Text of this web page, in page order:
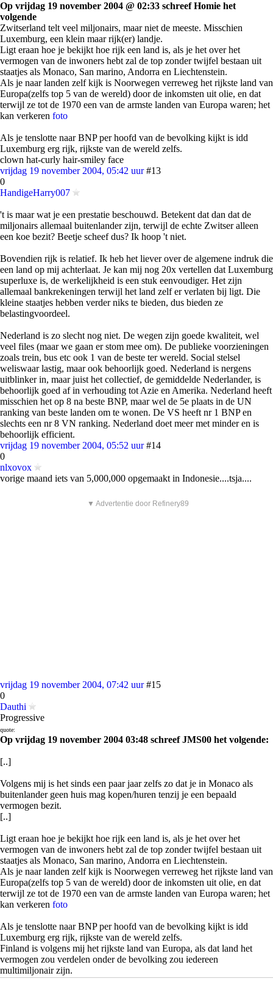
Op vrijdag 19 november 2004 @ 02:33 schreef Homie het
volgende
Zwitserland telt veel miljonairs, maar niet de meeste. Misschien
Luxemburg, een klein maar rijk(er) landje.
Ligt eraan hoe je bekijkt hoe rijk een land is, als je het over het
vermogen van de inwoners hebt zal de top zonder twijfel bestaan uit
staatjes als Monaco, San marino, Andorra en Liechtenstein.
Als je naar landen zelf kijk is Noorwegen verreweg het rijkste land van
Europa(zelfs top 5 van de wereld) door de inkomsten uit olie, en dat
terwijl ze tot de 1970 een van de armste landen van Europa waren; het
kan verkeren foto
Als je tenslotte naar BNP per hoofd van de bevolking kijkt is idd
Luxemburg erg rijk, rijkste van de wereld zelfs.
clown hat-curly hair-smiley face
vrijdag 19 november 2004, 05:42 uur #13
0
HandigeHarry007
't is maar wat je een prestatie beschouwd. Betekent dat dan dat de
miljonairs allemaal buitenlander zijn, terwijl de echte Zwitser alleen
een koe bezit? Beetje scheef dus? Ik hoop 't niet.
Bovendien rijk is relatief. Ik heb het liever over de algemene indruk die
een land op mij achterlaat. Je kan mij nog 20x vertellen dat Luxemburg
superluxe is, de werkelijkheid is een stuk eenvoudiger. Het zijn
allemaal bankrekeningen terwijl het land zelf er verlaten bij ligt. Die
kleine staatjes hebben verder niks te bieden, dus bieden ze
belastingvoordeel.
Nederland is zo slecht nog niet. De wegen zijn goede kwaliteit, wel
veel files (maar we gaan er stom mee om). De publieke voorzieningen
zoals trein, bus etc ook 1 van de beste ter wereld. Social stelsel
weliswaar lastig, maar ook behoorlijk goed. Nederland is nergens
uitblinker in, maar juist het collectief, de gemiddelde Nederlander, is
behoorlijk goed af in verhouding tot Azie en Amerika. Nederland heeft
misschien het op 8 na beste BNP, maar wel de 5e plaats in de UN
ranking van beste landen om te wonen. De VS heeft nr 1 BNP en
slechts een nr 8 VN ranking. Nederland doet meer met minder en is
behoorlijk efficient.
vrijdag 19 november 2004, 05:52 uur #14
0
nlxovox
vorige maand iets van 5,000,000 opgemaakt in Indonesie....tsja....
▼ Advertentie door Refinery89
vrijdag 19 november 2004, 07:42 uur #15
0
Dauthi
Progressive
quote:
Op vrijdag 19 november 2004 03:48 schreef JMS00 het volgende:
[..]
Volgens mij is het sinds een paar jaar zelfs zo dat je in Monaco als
buitenlander geen huis mag kopen/huren tenzij je een bepaald
vermogen bezit.
[..]
Ligt eraan hoe je bekijkt hoe rijk een land is, als je het over het
vermogen van de inwoners hebt zal de top zonder twijfel bestaan uit
staatjes als Monaco, San marino, Andorra en Liechtenstein.
Als je naar landen zelf kijk is Noorwegen verreweg het rijkste land van
Europa(zelfs top 5 van de wereld) door de inkomsten uit olie, en dat
terwijl ze tot de 1970 een van de armste landen van Europa waren; het
kan verkeren foto
Als je tenslotte naar BNP per hoofd van de bevolking kijkt is idd
Luxemburg erg rijk, rijkste van de wereld zelfs.
Finland is volgens mij het rijkste land van Europa, als dat land het
vermogen zou verdelen onder de bevolking zou iedereen
multimiljonair zijn.
Leuk om te weten later daar maar gaan wonen ofzofoto